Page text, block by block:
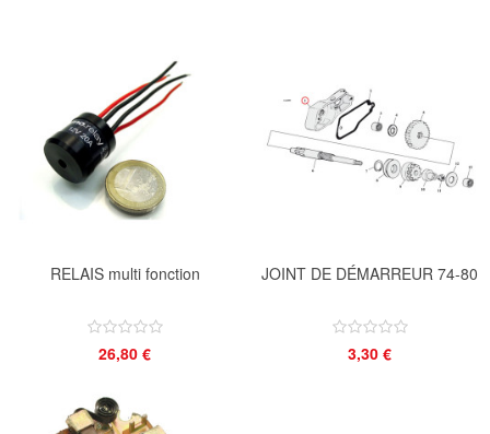
RELAIS multi fonction
26,80 €
JOINT DE DÉMARREUR 74-80
3,30 €